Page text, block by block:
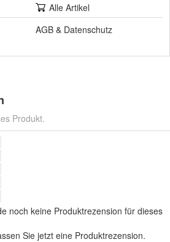
Alle Artikel
AGB & Datenschutz
Produkt.
noch keine Produktrezension für dieses
Sie jetzt eine Produktrezension.